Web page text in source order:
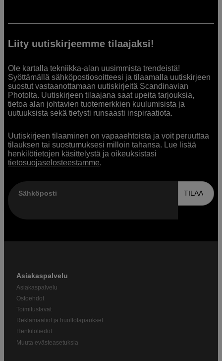
Liity uutiskirjeemme tilaajaksi!
Ole kartalla tekniikka-alan uusimmista trendeistä!
Syöttämällä sähköpostiosoitteesi ja tilaamalla uutiskirjeen
suostut vastaanottamaan uutiskirjeitä Scandinavian
Photolta. Uutiskirjeen tilaajana saat upeita tarjouksia,
tietoa alan johtavien tuotemerkkien kuulumisista ja
uutuuksista sekä tietysti runsaasti inspiraatiota.
Uutiskirjeen tilaaminen on vapaaehtoista ja voit peruuttaa
tilauksen tai suostumuksesi milloin tahansa. Lue lisää
henkilötietojen käsittelystä ja oikeuksistasi
tietosuojaselosteestamme.
Sähköposti TILAA
Asiakaspalvelu
Asiakaspalvelu
Ostoehdot
Toimitustavat
Reklamaatiot ja huoltotapaukset
Henkilötiedot
Muuta evästeasetuksia